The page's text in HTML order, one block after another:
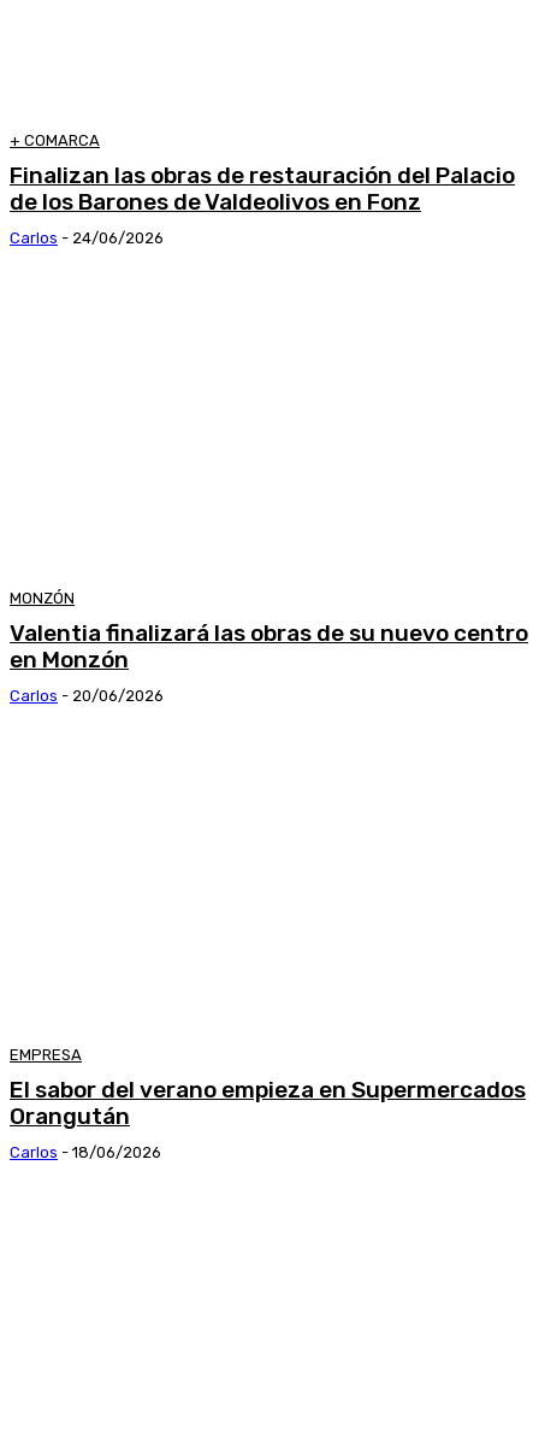
+ COMARCA
Finalizan las obras de restauración del Palacio
de los Barones de Valdeolivos en Fonz
Carlos - 24/06/2026
MONZÓN
Valentia finalizará las obras de su nuevo centro
en Monzón
Carlos - 20/06/2026
EMPRESA
El sabor del verano empieza en Supermercados
Orangután
Carlos - 18/06/2026